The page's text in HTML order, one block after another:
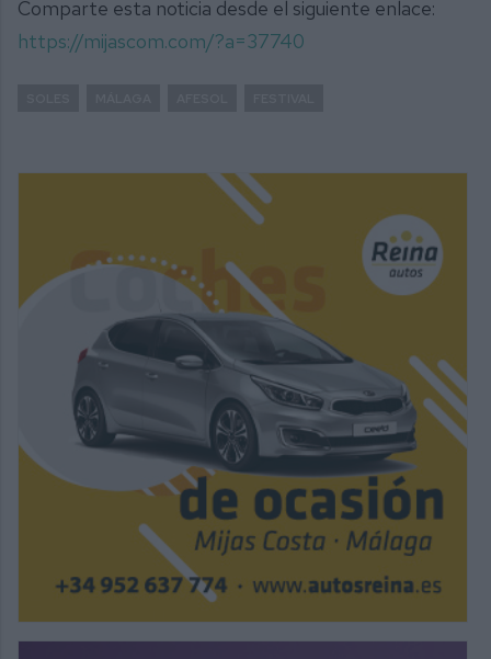
Comparte esta noticia desde el siguiente enlace:
https://mijascom.com/?a=37740